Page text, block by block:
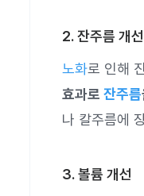
2. 잔주름 개선
노화로 인해
효과로 잔주름
나 칼주름에
3. 볼륨 개선